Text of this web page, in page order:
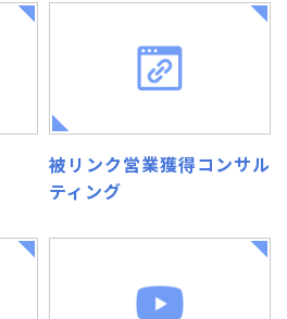
被リンク営業獲得コンサル
ティング